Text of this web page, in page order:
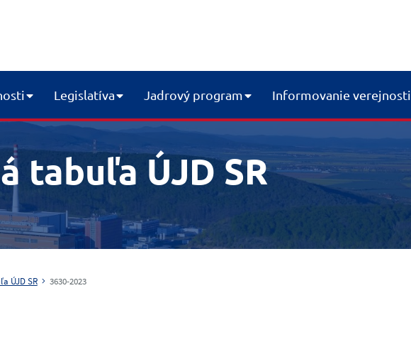
Legislatíva Jadrový program Informovanie verejnosti
tabuľa ÚJD SR
ÚJD SR 3630-2023